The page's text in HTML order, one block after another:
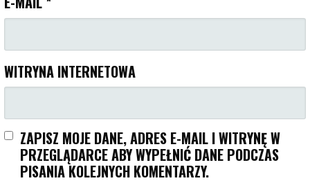
WITRYNA INTERNETOWA
ZAPISZ MOJE DANE, ADRES E-MAIL I WITRYNĘ W
PRZEGLĄDARCE ABY WYPEŁNIĆ DANE PODCZAS
PISANIA KOLEJNYCH KOMENTARZY.